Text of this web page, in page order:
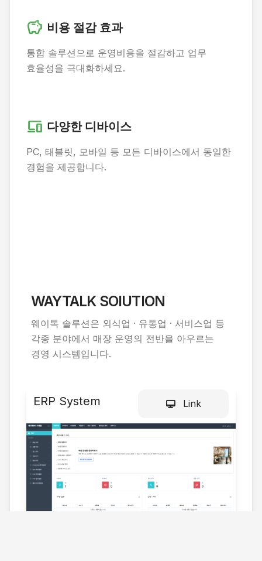
savings 비용 절감 효과
통합 솔루션으로 운영비용을 절감하고 업무
효율성을 극대화하세요.
devices 다양한 디바이스
PC, 태블릿, 모바일 등 모든 디바이스에서 동일한
경험을 제공합니다.
WAYTALK SOlUTION
웨이톡 솔루션은 외식업 · 유통업 · 서비스업 등
각종 분야에서 매장 운영의 전반을 아우르는
경영 시스템입니다.
ERP System Link